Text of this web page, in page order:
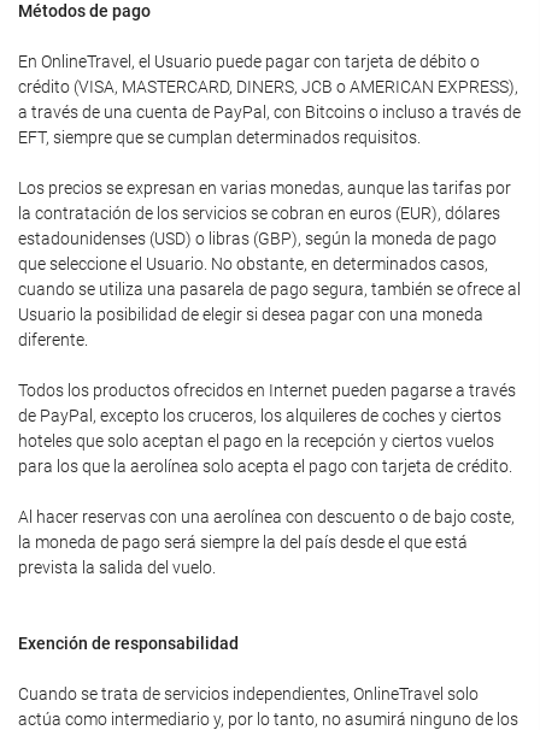
Métodos de pago
En OnlineTravel, el Usuario puede pagar con tarjeta de débito o
crédito (VISA, MASTERCARD, DINERS, JCB o AMERICAN EXPRESS),
a través de una cuenta de PayPal, con Bitcoins o incluso a través de
EFT, siempre que se cumplan determinados requisitos.
Los precios se expresan en varias monedas, aunque las tarifas por
la contratación de los servicios se cobran en euros (EUR), dólares
estadounidenses (USD) o libras (GBP), según la moneda de pago
que seleccione el Usuario. No obstante, en determinados casos,
cuando se utiliza una pasarela de pago segura, también se ofrece al
Usuario la posibilidad de elegir si desea pagar con una moneda
diferente.
Todos los productos ofrecidos en Internet pueden pagarse a través
de PayPal, excepto los cruceros, los alquileres de coches y ciertos
hoteles que solo aceptan el pago en la recepción y ciertos vuelos
para los que la aerolínea solo acepta el pago con tarjeta de crédito.
Al hacer reservas con una aerolínea con descuento o de bajo coste,
la moneda de pago será siempre la del país desde el que está
prevista la salida del vuelo.
Exención de responsabilidad
Cuando se trata de servicios independientes, OnlineTravel solo
actúa como intermediario y, por lo tanto, no asumirá ninguno de los